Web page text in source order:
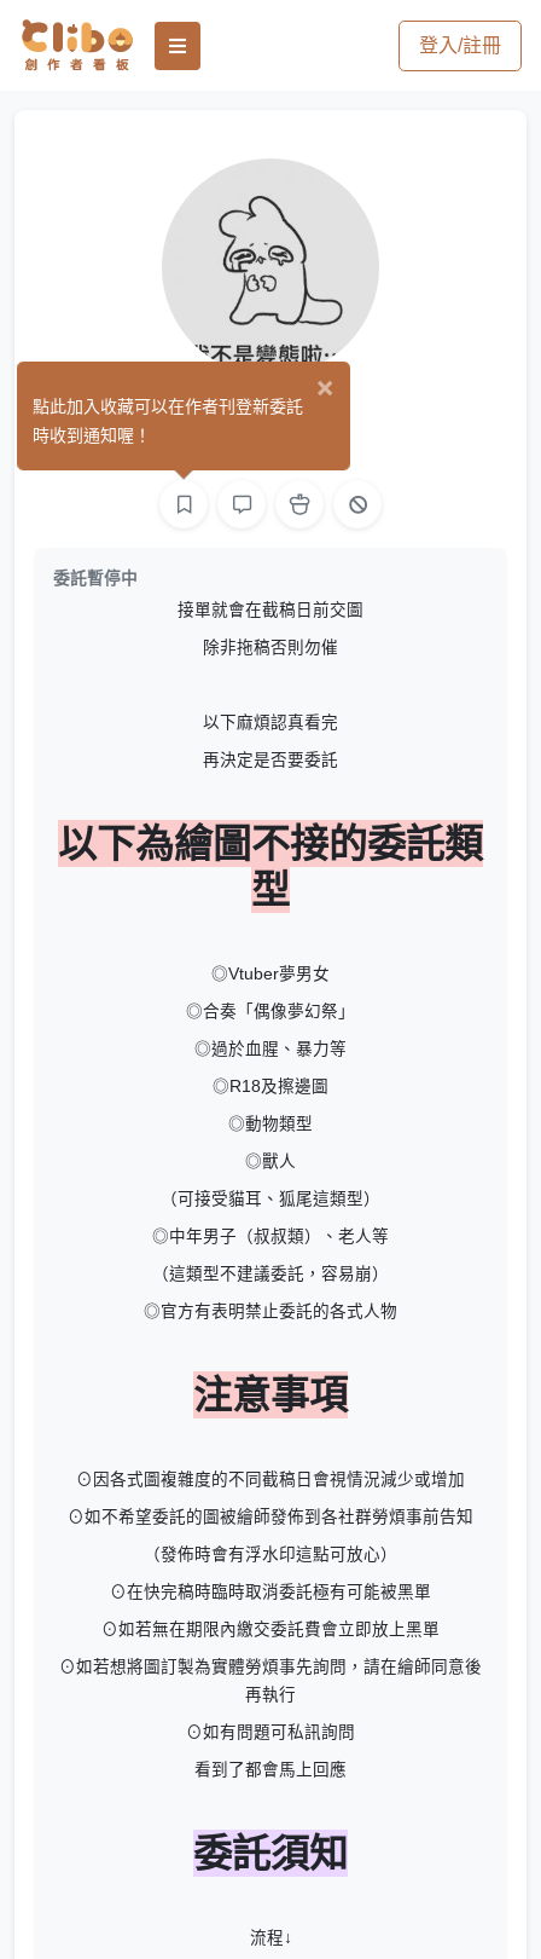
登入/註冊
慕辞 (0)
委託暫停中
接單就會在截稿日前交圖
除非拖稿否則勿催
以下麻煩認真看完
再決定是否要委託
以下為繪圖不接的委託類
型
◎Vtuber夢男女
◎合奏「偶像夢幻祭」
◎過於血腥、暴力等
◎R18及擦邊圖
◎動物類型
◎獸人
（可接受貓耳、狐尾這類型）
◎中年男子（叔叔類）、老人等
（這類型不建議委託，容易崩）
◎官方有表明禁止委託的各式人物
注意事項
⊙因各式圖複雜度的不同截稿日會視情況減少或增加
⊙如不希望委託的圖被繪師發佈到各社群勞煩事前告知
（發佈時會有浮水印這點可放心）
⊙在快完稿時臨時取消委託極有可能被黑單
⊙如若無在期限內繳交委託費會立即放上黑單
⊙如若想將圖訂製為實體勞煩事先詢問，請在繪師同意後
再執行
⊙如有問題可私訊詢問
看到了都會馬上回應
委託須知
流程↓
×
點此加入收藏可以在作者刊登新委託
時收到通知喔！